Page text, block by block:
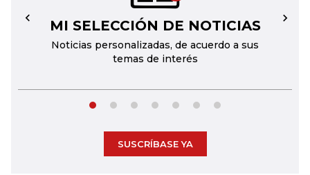
MI SELECCIÓN DE NOTICIAS
Noticias personalizadas, de acuerdo a sus
temas de interés
← →
SUSCRÍBASE YA